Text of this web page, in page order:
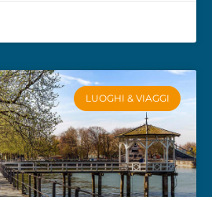
LUOGHI & VIAGGI